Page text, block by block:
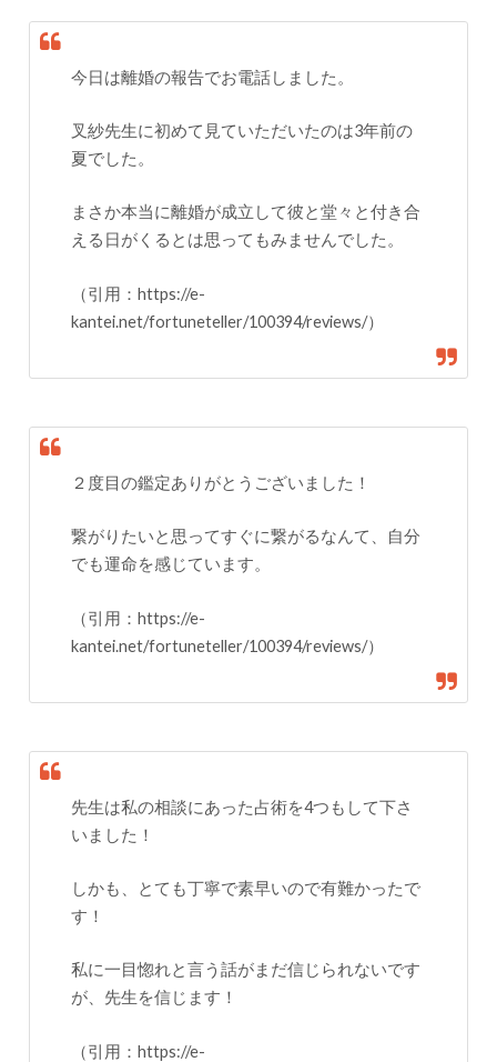
今日は離婚の報告でお電話しました。
叉紗先生に初めて見ていただいたのは3年前の
夏でした。
まさか本当に離婚が成立して彼と堂々と付き合
える日がくるとは思ってもみませんでした。
（引用：https://e-
kantei.net/fortuneteller/100394/reviews/）
２度目の鑑定ありがとうございました！
繋がりたいと思ってすぐに繋がるなんて、自分
でも運命を感じています。
（引用：https://e-
kantei.net/fortuneteller/100394/reviews/）
先生は私の相談にあった占術を4つもして下さ
いました！
しかも、とても丁寧で素早いので有難かったで
す！
私に一目惚れと言う話がまだ信じられないです
が、先生を信じます！
（引用：https://e-